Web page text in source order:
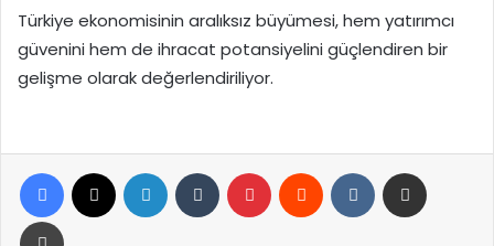
Türkiye ekonomisinin aralıksız büyümesi, hem yatırımcı
güvenini hem de ihracat potansiyelini güçlendiren bir
gelişme olarak değerlendiriliyor.
Facebook LinkedIn Tumblr Pinterest Reddit VKontakte
Yazdır